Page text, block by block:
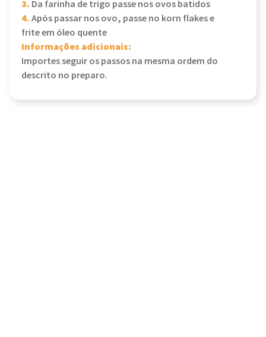
3. Da farinha de trigo passe nos ovos batidos
4.Após passar nos ovo, passe no korn flakes e
frite em óleo quente
Informações adicionais:
Importes seguir os passos na mesma ordem do
descrito no preparo.